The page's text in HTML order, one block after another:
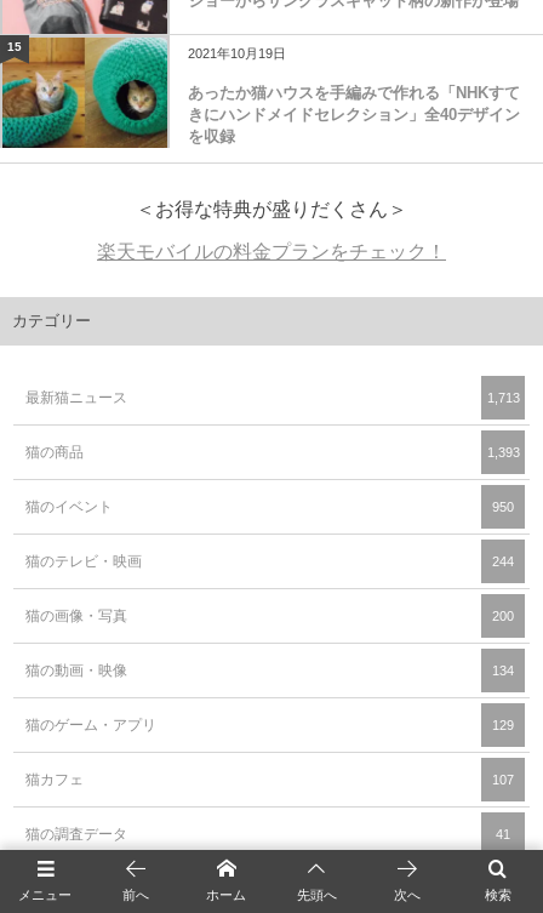
15 2021年10月19日
あったか猫ハウスを手編みで作れる「NHKすて
きにハンドメイドセレクション」全40デザイン
を収録
＜お得な特典が盛りだくさん＞
楽天モバイルの料金プランをチェック！
カテゴリー
最新猫ニュース 1,713
猫の商品 1,393
猫のイベント 950
猫のテレビ・映画 244
猫の画像・写真 200
猫の動画・映像 134
猫のゲーム・アプリ 129
猫カフェ 107
猫の調査データ 41
猫の豆知識・雑学 16
メニュー 検索
前へ ホーム 先頭へ 次へ